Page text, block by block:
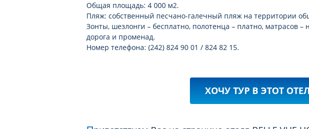
Общая площадь: 4 000 м2.
Пляж: собственный песчано-галечный пляж на территории
Зонты, шезлонги – бесплатно, полотенца – платно, матрасов
дорога и променад.
Номер телефона: (242) 824 90 01 / 824 82 15.
ХОЧУ ТУР В ЭТОТ